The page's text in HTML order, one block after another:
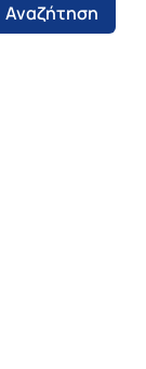
Αναζήτηση